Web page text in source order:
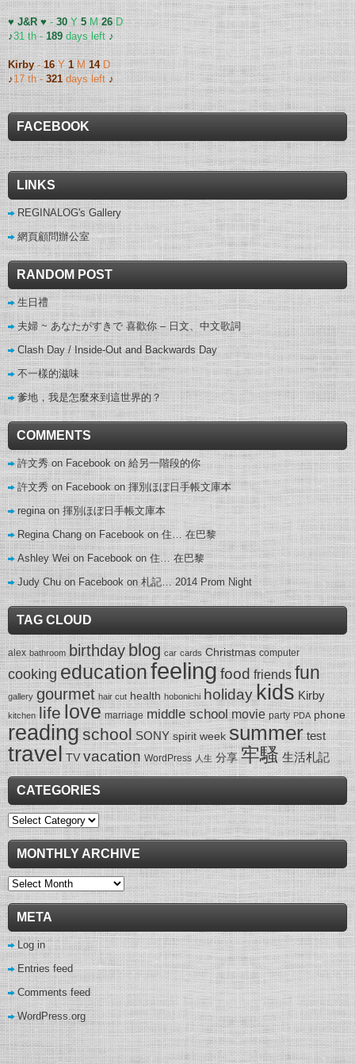
♥ J&R ♥-30Y5M26D
♪31 th -189days left♪
Kirby-16Y1M14D
♪17 th -321days left♪
FACEBOOK
LINKS
REGINALOG's Gallery
網頁顧問辦公室
RANDOM POST
生日禮
夫婦 ~ あなたがすきで 喜歡你 – 日文、中文歌詞
Clash Day / Inside-Out and Backwards Day
不一樣的滋味
爹地，我是怎麼來到這世界的？
COMMENTS
許文秀 on Facebookon給另一階段的你
許文秀 on Facebookon揮別ほぼ日手帳文庫本
reginaon揮別ほぼ日手帳文庫本
Regina Chang on Facebookon住… 在巴黎
Ashley Wei on Facebookon住… 在巴黎
Judy Chu on Facebookon札記… 2014 Prom Night
TAG CLOUD
alex bathroom birthday blog car cards Christmas computer
cooking educationfeelingfood friends fun
gallery gourmet hair cut health hobonichi holidaykids Kirby
kitchen life love marriage middle school movie party PDA phone
readingschool SONY spirit week summer test
travel TV vacation WordPress 人生 分享 牢騷 生活札記
CATEGORIES
Categories
MONTHLY ARCHIVE
Monthly
Archive
META
Log in
Entries feed
Comments feed
WordPress.org